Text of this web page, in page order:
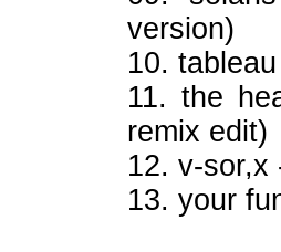
version)
10.
11. the
remix edit)
12. v-sor,x
13. your